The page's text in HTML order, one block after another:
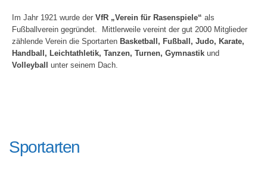
Im Jahr 1921 wurde der VfR „Verein für Rasenspiele“ als
Fußballverein gegründet. Mittlerweile vereint der gut 2000 Mitglieder
zählende Verein die Sportarten Basketball, Fußball, Judo, Karate,
Handball, Leichtathletik, Tanzen, Turnen, Gymnastik und
Volleyball
unter seinem Dach.
Sportarten